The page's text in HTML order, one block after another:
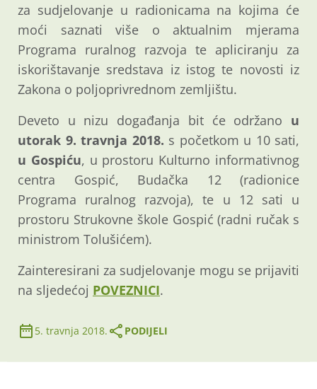
za sudjelovanje u radionicama na kojima će
moći saznati više o aktualnim mjerama
Programa ruralnog razvoja te apliciranju za
iskorištavanje sredstava iz istog te novosti iz
Zakona o poljoprivrednom zemljištu.
Deveto u nizu događanja bit će održano u
utorak 9. travnja 2018. s početkom u 10 sati,
u Gospiću, u prostoru Kulturno informativnog
centra Gospić, Budačka 12 (radionice
Programa ruralnog razvoja), te u 12 sati u
prostoru Strukovne škole Gospić (radni ručak s
ministrom Tolušićem).
Zainteresirani za sudjelovanje mogu se prijaviti
na sljedećoj POVEZNICI.
5. travnja 2018. PODIJELI